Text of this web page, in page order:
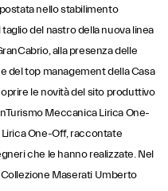
nello stabilimento
del nastro della nuova linea
alla presenza delle
del top management della Casa
le novità del sito produttivo
Meccanica Lirica One-
One-Off, raccontate
che le hanno realizzate. Nel
Maserati Umberto